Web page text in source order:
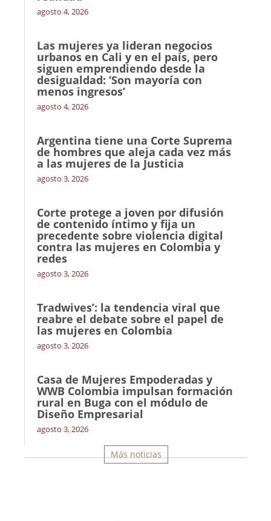
agosto 4, 2026
Las mujeres ya lideran negocios
urbanos en Cali y en el país, pero
siguen emprendiendo desde la
desigualdad: ‘Son mayoría con
menos ingresos’
agosto 4, 2026
Argentina tiene una Corte Suprema
de hombres que aleja cada vez más
a las mujeres de la Justicia
agosto 3, 2026
Corte protege a joven por difusión
de contenido íntimo y fija un
precedente sobre violencia digital
contra las mujeres en Colombia y
redes
agosto 3, 2026
Tradwives’: la tendencia viral que
reabre el debate sobre el papel de
las mujeres en Colombia
agosto 3, 2026
Casa de Mujeres Empoderadas y
WWB Colombia impulsan formación
rural en Buga con el módulo de
Diseño Empresarial
agosto 3, 2026
Más noticias